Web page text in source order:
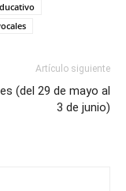
Artículo siguiente
(del 29 de mayo al
3 de junio)